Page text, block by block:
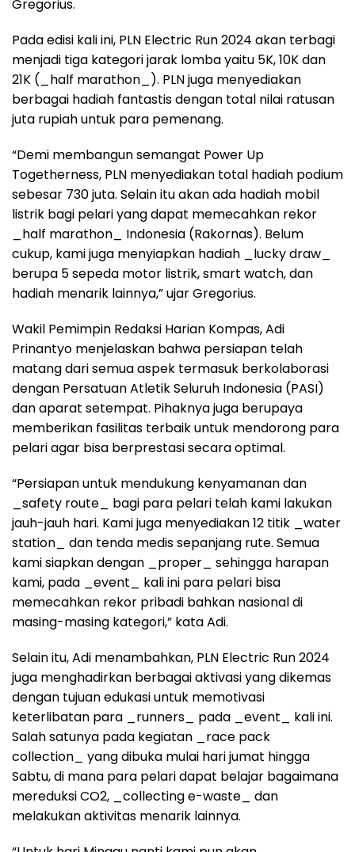
Gregorius.
Pada edisi kali ini, PLN Electric Run 2024 akan terbagi
menjadi tiga kategori jarak lomba yaitu 5K, 10K dan
21K (_half marathon_). PLN juga menyediakan
berbagai hadiah fantastis dengan total nilai ratusan
juta rupiah untuk para pemenang.
“Demi membangun semangat Power Up
Togetherness, PLN menyediakan total hadiah podium
sebesar 730 juta. Selain itu akan ada hadiah mobil
listrik bagi pelari yang dapat memecahkan rekor
_half marathon_ Indonesia (Rakornas). Belum
cukup, kami juga menyiapkan hadiah _lucky draw_
berupa 5 sepeda motor listrik, smart watch, dan
hadiah menarik lainnya,” ujar Gregorius.
Wakil Pemimpin Redaksi Harian Kompas, Adi
Prinantyo menjelaskan bahwa persiapan telah
matang dari semua aspek termasuk berkolaborasi
dengan Persatuan Atletik Seluruh Indonesia (PASI)
dan aparat setempat. Pihaknya juga berupaya
memberikan fasilitas terbaik untuk mendorong para
pelari agar bisa berprestasi secara optimal.
“Persiapan untuk mendukung kenyamanan dan
_safety route_ bagi para pelari telah kami lakukan
jauh-jauh hari. Kami juga menyediakan 12 titik _water
station_ dan tenda medis sepanjang rute. Semua
kami siapkan dengan _proper_ sehingga harapan
kami, pada _event_ kali ini para pelari bisa
memecahkan rekor pribadi bahkan nasional di
masing-masing kategori,” kata Adi.
Selain itu, Adi menambahkan, PLN Electric Run 2024
juga menghadirkan berbagai aktivasi yang dikemas
dengan tujuan edukasi untuk memotivasi
keterlibatan para _runners_ pada _event_ kali ini.
Salah satunya pada kegiatan _race pack
collection_ yang dibuka mulai hari jumat hingga
Sabtu, di mana para pelari dapat belajar bagaimana
mereduksi CO2, _collecting e-waste_ dan
melakukan aktivitas menarik lainnya.